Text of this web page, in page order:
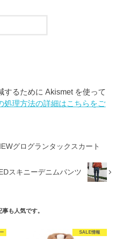
するために Akismet を使って
処理方法の詳細はこちらをご
グログランタックスカート
スキニーデニムパンツ
も人気です。
SALE情報